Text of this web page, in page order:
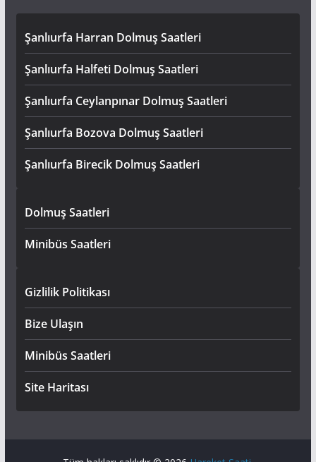
Şanlıurfa Harran Dolmuş Saatleri
Şanlıurfa Halfeti Dolmuş Saatleri
Şanlıurfa Ceylanpınar Dolmuş Saatleri
Şanlıurfa Bozova Dolmuş Saatleri
Şanlıurfa Birecik Dolmuş Saatleri
Dolmuş Saatleri
Minibüs Saatleri
Gizlilik Politikası
Bize Ulaşın
Minibüs Saatleri
Site Haritası